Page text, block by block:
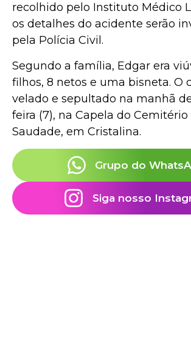
recolhido pelo Instituto Médico
os detalhes do acidente serão
pela Polícia Civil.
Segundo a família, Edgar era
filhos, 8 netos e uma bisneta. O
velado e sepultado na manhã
feira (7), na Capela do
Saudade, em Cristalina.
Grupo do
Siga nosso